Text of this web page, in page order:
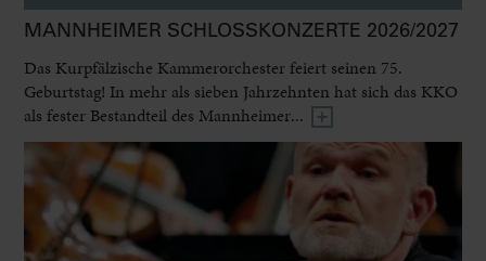
MANNHEIMER SCHLOSSKONZERTE 2026/2027
Das Kurpfälzische Kammerorchester feiert seinen 75.
Geburtstag! In mehr als sieben Jahrzehnten hat sich das KKO
als fester Bestandteil des Mannheimer...